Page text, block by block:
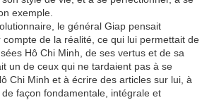
exemple.
le général Giap pensait
de la réalité, ce qui lui permettait de
Hô Chi Minh, de ses vertus et de sa
un de ceux qui ne tardaient pas à se
Chi Minh et à écrire des articles sur lui, à
façon fondamentale, intégrale et